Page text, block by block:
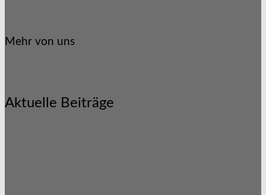
Mehr von uns
Aktuelle Beiträge